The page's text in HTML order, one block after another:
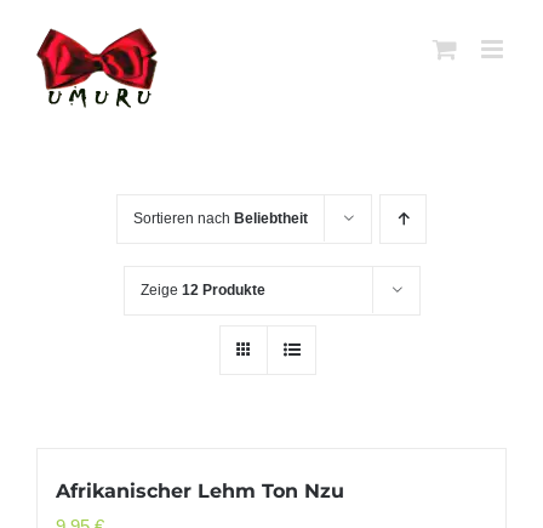
Inhalt
springen
Sortieren nach Beliebtheit
Zeige 12 Produkte
Afrikanischer Lehm Ton Nzu